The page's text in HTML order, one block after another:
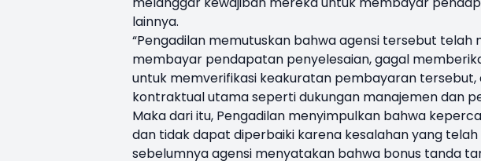
lainnya.
“Pengadilan memutuskan bahwa agensi tersebut telah
membayar pendapatan penyelesaian, gagal
untuk memverifikasi keakuratan pembayaran tersebut,
kontraktual utama seperti dukungan manajemen dan
Maka dari itu, Pengadilan menyimpulkan bahwa
dan tidak dapat diperbaiki karena kesalahan yang telah
sebelumnya agensi menyatakan bahwa bonus tanda